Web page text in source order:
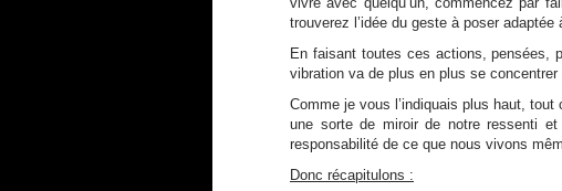
trouverez l’idée du geste à poser adaptée
En faisant toutes ces actions, pensées,
vibration va de plus en plus se
Comme je vous l’indiquais plus haut,
une sorte de miroir de notre ressenti et
responsabilité de ce que nous vivons
Donc récapitulons :